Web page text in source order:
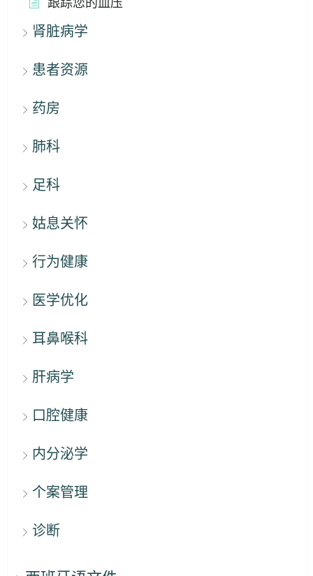
肾脏病学
患者资源
药房
肺科
足科
姑息关怀
行为健康
医学优化
耳鼻喉科
肝病学
口腔健康
内分泌学
个案管理
诊断